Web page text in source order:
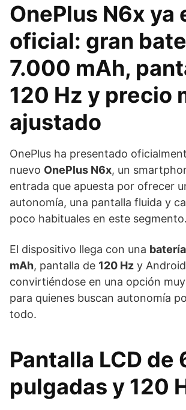
OnePlus N6x ya
oficial: gran
7.000 mAh,
120 Hz y precio
ajustado
OnePlus ha presentado
nuevo OnePlus N6x, un
entrada que apuesta por ofrecer
autonomía, una pantalla fluida y
poco habituales en este segmento.
El dispositivo llega con una
mAh, pantalla de 120 Hz y
convirtiéndose en una opción
para quienes buscan autonomía
todo.
Pantalla LCD de
pulgadas y 120